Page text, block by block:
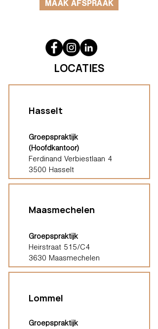
MAAK AFSPRAAK
LOCATIES
Hasselt
Groepspraktijk
(Hoofdkantoor)
Ferdinand Verbiestlaan 4
3500 Hasselt
Maasmechelen
Groepspraktijk
Heirstraat 515/C4
3630 Maasmechelen
Lommel
Groepspraktijk